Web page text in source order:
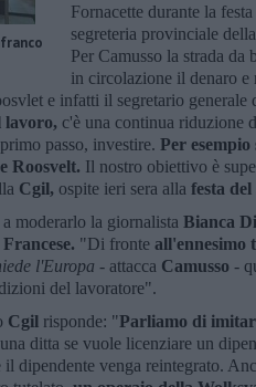
Fornacette durante la
segreteria provinciale
Per Camusso la strada da
in circolazione il denaro
e infatti il segretario generale
lavoro, c'è una continua riduzione
passo, investire. Per
Roosvelt. Il nostro obiettivo è
Cgil, ospite ieri sera alla festa
a moderarlo la giornalista Bianca
"Di fronte all'ennesimo
l'Europa - attacca Camusso -
del lavoratore".
Cgil risponde: "Parliamo di
ditta se vuole licenziare un
dipendente venga reintegrato.